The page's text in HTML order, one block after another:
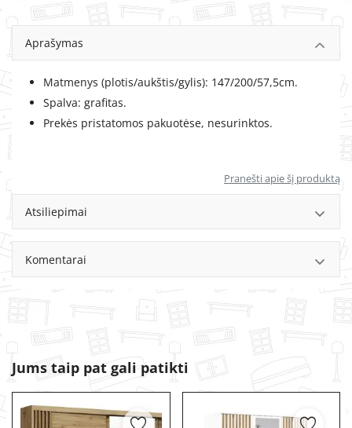
Aprašymas
Matmenys (plotis/aukštis/gylis): 147/200/57,5cm.
Spalva: grafitas.
Prekės pristatomos pakuotėse, nesurinktos.
Pranešti apie šį produktą
Atsiliepimai
Komentarai
Jums taip pat gali patikti